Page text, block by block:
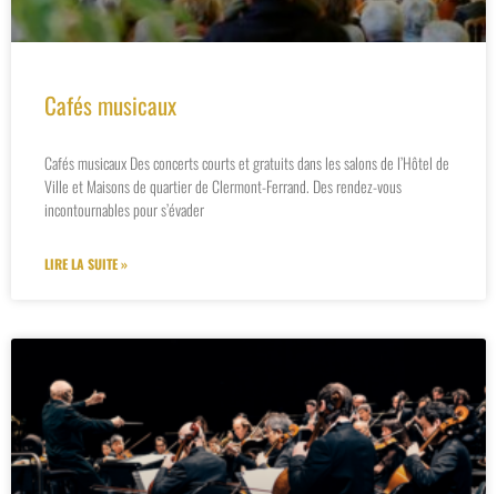
Cafés musicaux
Cafés musicaux Des concerts courts et gratuits dans les salons de l’Hôtel de
Ville et Maisons de quartier de Clermont-Ferrand. Des rendez-vous
incontournables pour s’évader
LIRE LA SUITE »